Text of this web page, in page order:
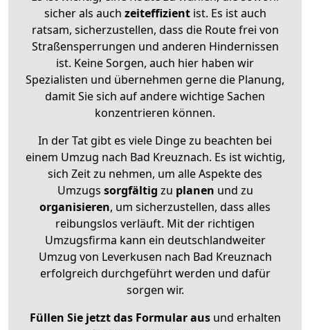
sicher als auch zeiteffizientist. Es ist auch
ratsam, sicherzustellen, dass die Route frei von
Straßensperrungen und anderen Hindernissen
ist. Keine Sorgen, auch hier haben wir
Spezialisten und übernehmen gerne die Planung,
damit Sie sich auf andere wichtige Sachen
konzentrieren können.
In der Tat gibt es viele Dinge zu beachten bei
einem Umzug nach Bad Kreuznach. Es ist wichtig,
sich Zeit zu nehmen, um alle Aspekte des
Umzugs sorgfältig zu planen und zu
organisieren, um sicherzustellen, dass alles
reibungslos verläuft. Mit der richtigen
Umzugsfirma kann ein deutschlandweiter
Umzug von Leverkusen nach Bad Kreuznach
erfolgreich durchgeführt werden und dafür
sorgen wir.
Füllen Sie jetzt das Formular ausund erhalten